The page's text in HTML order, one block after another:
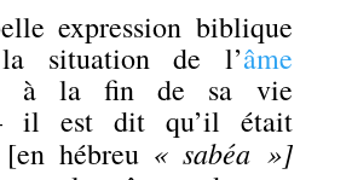
expression biblique
situation de l’âme
à la fin de sa vie
il est dit qu’il était
[en hébreu« sabéa »]